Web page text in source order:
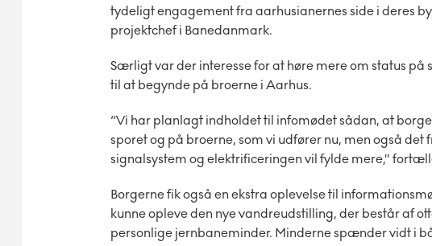
tydeligt engagement fra aarhusianernes side i deres
projektchef i Banedanmark.
Særligt var der interesse for at høre mere om status
til at begynde på broerne i Aarhus.
“Vi har planlagt indholdet til infomødet sådan, at
sporet og på broerne, som vi udfører nu, men også
signalsystem og elektrificeringen vil fylde mere,”
Borgerne fik også en ekstra oplevelse til
kunne opleve den nye vandreudstilling, der består af
personlige jernbaneminder. Minderne spænder vidt i